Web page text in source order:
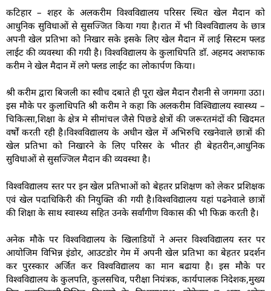
कटिहार – शहर के अलकरीम विश्वविद्यालय परिसर स्थित खेल मैदान को
आधुनिक सुविधाओं से सुसज्जित किया गया है।रात में भी विश्वविद्यालय के छात्र
अपनी खेल प्रतिभा को निखार सके इसके लिए खेल मैदान में लाई सिस्टम फ्लड
लाईट की व्यवस्था की गयी है। विश्वविद्यालय के कुलाधिपति डाॅ. अहमद अशफाक
करीम ने खेल मैदान में लगे फ्लड लाईट का लोकार्पण किया।
श्री करीम द्वारा बिजली का स्वीच दबाते ही पूरा खेल मैदान रौशनी से जगमगा उठा।
इस मौके पर कुलाधिपति श्री करीम ने कहा कि अलकरीम विश्विद्यालय स्वास्थ्य –
चिकित्सा,शिक्षा के क्षेत्र मे सीमांचल जैसे पिछडे क्षेत्रों की जरूरतमंदों की खिदमत
वर्षों करती रही है।विश्वविद्यालय के अधीन खेल में अभिरुचि रखनेवाले छात्रों की
खेल प्रतिभा को निखारने के लिए परिसर के भीतर ही बेहतरीन,आधुनिक
सुविधाओं से सुसज्जिल मैदान की व्यवस्था है।
विश्वविद्यालय स्तर पर इन खेल प्रतिभाओं को बेहतर प्रशिक्षण को लेकर प्रशिक्षक
एवं खेल पदाधिकिरी की नियुक्ति की गयी है।विश्वविद्यालय यहां पढनेवाले छात्रों
की शिक्षा के साथ स्वास्थ्य सहित उनके सर्वांगीण विकास की भी फिक्र करती है।
अनेक मौके पर विश्वविद्यालय के खिलाडियों ने अन्तर विश्वविद्यालय स्तर पर
आयोजिम विभिन्न इंडोर, आउटडोर गेम में अपनी खेल प्रतिभा का बेहतर प्रदर्शन
कर पुरस्कार अर्जित कर विश्वविद्यालय का मान बढाया है। इस मौके पर
विश्वविद्यालय के कुलपति, कुलसचिव, परीक्षा नियंत्रक, कार्यपालक निदेशक,मुख्य